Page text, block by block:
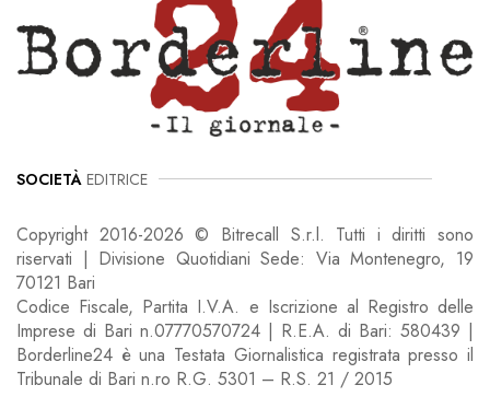
SOCIETÀ EDITRICE
Copyright 2016-2026 © Bitrecall S.r.l. Tutti i diritti sono
riservati | Divisione Quotidiani Sede: Via Montenegro, 19
70121 Bari
Codice Fiscale, Partita I.V.A. e Iscrizione al Registro delle
Imprese di Bari n.07770570724 | R.E.A. di Bari: 580439 |
Borderline24 è una Testata Giornalistica registrata presso il
Tribunale di Bari n.ro R.G. 5301 – R.S. 21 / 2015